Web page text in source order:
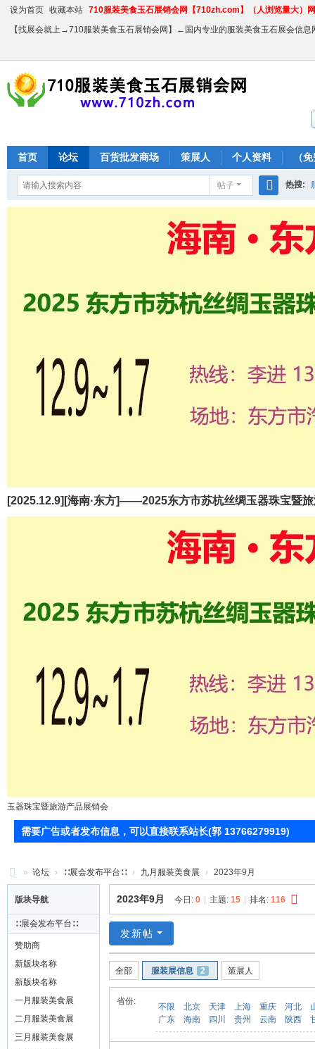
设为首页 收藏本站 710服装美食玉石展销会网【710zh.com】（人浏览量大）
【找展会就上→710服装美食玉石展销会网】←国内专业的服装美食玉石展会信息
首页 论坛 百货批发商场 策展人 个人资料 （
帖子
搜
索
热搜:
[2025.12.9][海南·东方]——2025东方市苏杭丝绸玉器珠宝暨
玉器珠宝暨旅游产品展销会
需要广告或者发布信息，可以直接联系站长(郭 13766279919)
71
0
服
玉
石
» 论坛 › ∷展会发布平台∷ › 九月服装美食展 › 2023年9月
版块导航
∷展会发布平台∷
赞助商
新版块名称
新版块名称
一月服装美食展
二月服装美食展
三月服装美食展
2023年9月 今日: 0 | 主题: 15 | 排名: 116
发新帖
全部 服装展信息 2 策展人
省份:
不限 北京 天津 上海 重庆 河北
广东
海南 四川 贵州 云南 陕西